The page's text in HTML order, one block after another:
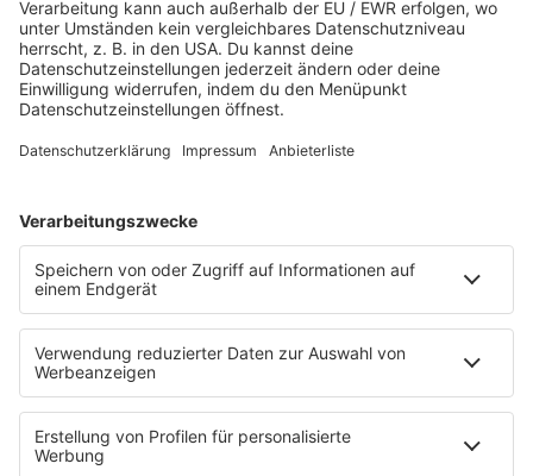
Webradio & Stream
Titelsuche
Rocknews
Sound of Saarland
Live & Laut
Story
Fakten
FUN